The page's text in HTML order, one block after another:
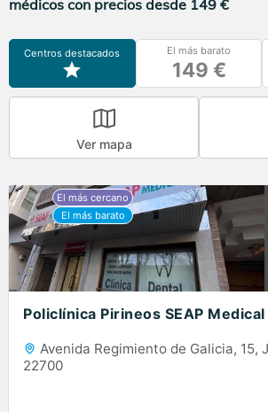
médicos con precios desde 149 €
Centros destacados El más barato
149 €
Ver mapa
Policlínica Pirineos SEAP Medical
Avenida Regimiento de Galicia, 15,
22700